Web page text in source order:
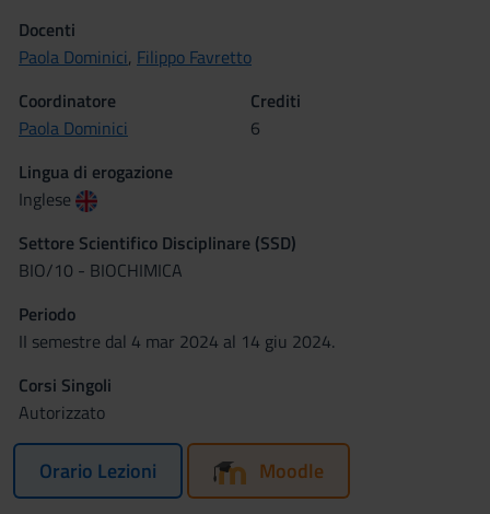
Docenti
Paola Dominici, Filippo Favretto
Coordinatore
Paola Dominici
Crediti
6
Lingua di erogazione
Inglese
Settore Scientifico Disciplinare (SSD)
BIO/10 - BIOCHIMICA
Periodo
II semestre dal 4 mar 2024 al 14 giu 2024.
Corsi Singoli
Autorizzato
Orario Lezioni Moodle